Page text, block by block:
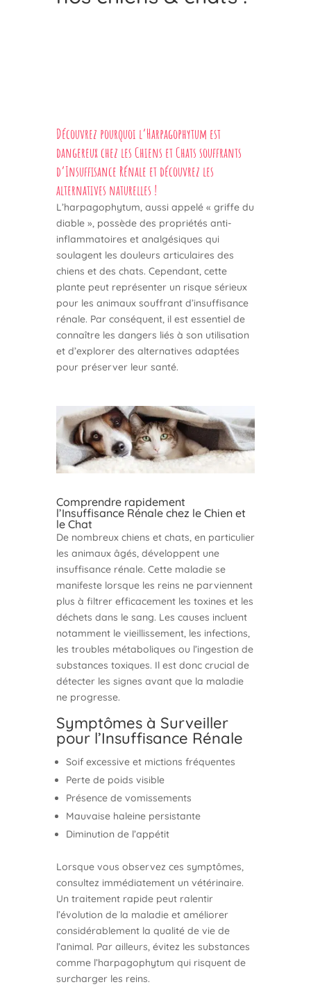
Découvrez pourquoi l’Harpagophytum est
dangereux chez les Chiens et Chats souffrants
d’Insuffisance Rénale et découvrez les
alternatives naturelles !
L’harpagophytum, aussi appelé « griffe du
diable », possède des propriétés anti-
inflammatoires et analgésiques qui
soulagent les douleurs articulaires des
chiens et des chats. Cependant, cette
plante peut représenter un risque sérieux
pour les animaux souffrant d’insuffisance
rénale. Par conséquent, il est essentiel de
connaître les dangers liés à son utilisation
et d’explorer des alternatives adaptées
pour préserver leur santé.
Comprendre rapidement
l’Insuffisance Rénale chez le Chien et
le Chat
De nombreux chiens et chats, en particulier
les animaux âgés, développent une
insuffisance rénale. Cette maladie se
manifeste lorsque les reins ne parviennent
plus à filtrer efficacement les toxines et les
déchets dans le sang. Les causes incluent
notamment le vieillissement, les infections,
les troubles métaboliques ou l’ingestion de
substances toxiques. Il est donc crucial de
détecter les signes avant que la maladie
ne progresse.
Symptômes à Surveiller
pour l’Insuffisance Rénale
Soif excessive et mictions fréquentes
Perte de poids visible
Présence de vomissements
Mauvaise haleine persistante
Diminution de l’appétit
Lorsque vous observez ces symptômes,
consultez immédiatement un vétérinaire.
Un traitement rapide peut ralentir
l’évolution de la maladie et améliorer
considérablement la qualité de vie de
l’animal. Par ailleurs, évitez les substances
comme l’harpagophytum qui risquent de
surcharger les reins.